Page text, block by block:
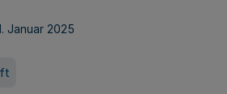
Januar 2025